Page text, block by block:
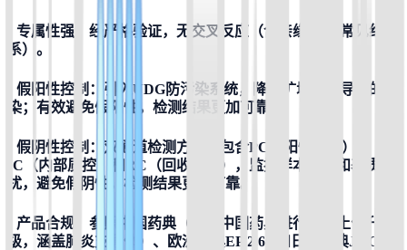
专属性强，经严格验证，无交叉反应（含亲缘物种/常见细胞
系）。
假阳性控制：引入UDG防污染系统，降低扩增产物导致的污
染；有效避免假阳性，检测结果更加可靠。
假阴性控制：双通道检测方法，包含PC（阳性对照）、
IC（内部质控）和RC（回收控制），监控样本回收和基质干
扰，避免假阴性，检测结果更加可靠。
产品合规：参照中国药典（
针对中国药典进行了本土化升
级，涵盖肺炎支原体
）、欧洲药典EP 2.6.7和日本药典JP G3